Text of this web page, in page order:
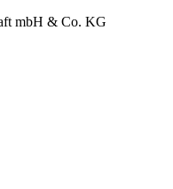
mbH & Co. KG